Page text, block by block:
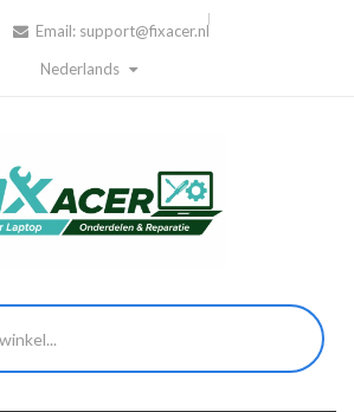
Email: support@fixacer.nl
Nederlands